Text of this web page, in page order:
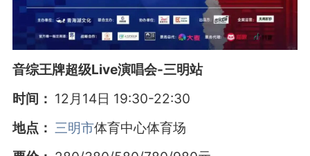
音综王牌超级Live演唱会-三明站
时间： 12月14日 19:30-22:30
地点： 三明市体育中心体育场